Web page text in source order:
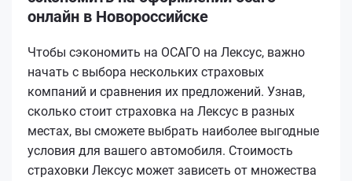
онлайн в Новороссийске
Чтобы сэкономить на ОСАГО на Лексус, важно
начать с выбора нескольких страховых
компаний и сравнения их предложений. Узнав,
сколько стоит страховка на Лексус в разных
местах, вы сможете выбрать наиболее выгодные
условия для вашего автомобиля. Стоимость
страховки Лексус может зависеть от множества